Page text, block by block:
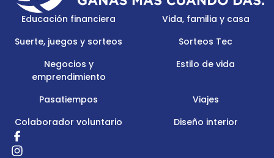
Educación financiera
Vida, familia y casa
Suerte, juegos y sorteos
Sorteos Tec
Negocios y
emprendimiento
Estilo de vida
Pasatiempos
Viajes
Colaborador voluntario
Diseño interior
Redes
Sociales